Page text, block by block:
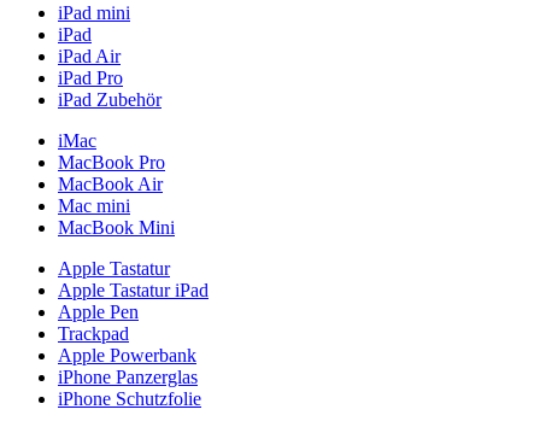
iPad mini
iPad
iPad Air
iPad Pro
iPad Zubehör
iMac
MacBook Pro
MacBook Air
Mac mini
MacBook Mini
Apple Tastatur
Apple Tastatur iPad
Apple Pen
Trackpad
Apple Powerbank
iPhone Panzerglas
iPhone Schutzfolie